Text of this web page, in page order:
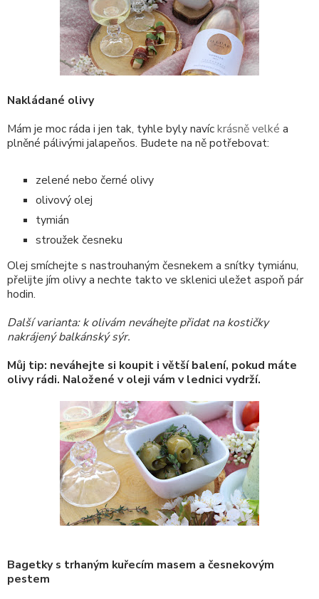
Nakládané olivy
Mám je moc ráda i jen tak, tyhle byly navíckrásně velké a
plněné pálivými jalapeňos. Budete na ně potřebovat:
zelené nebo černé olivy
olivový olej
tymián
stroužek česneku
Olej smíchejte s nastrouhaným česnekem a snítky tymiánu,
přelijte jím olivy a nechte takto ve sklenici uležet aspoň pár
hodin.
Další varianta: k olivám neváhejte přidat na kostičky
nakrájený balkánský sýr.
Můj tip: neváhejte si koupit i větší balení, pokud máte
olivy rádi. Naložené v oleji vám v lednici vydrží.
Bagetky s trhaným kuřecím masem a česnekovým
pestem